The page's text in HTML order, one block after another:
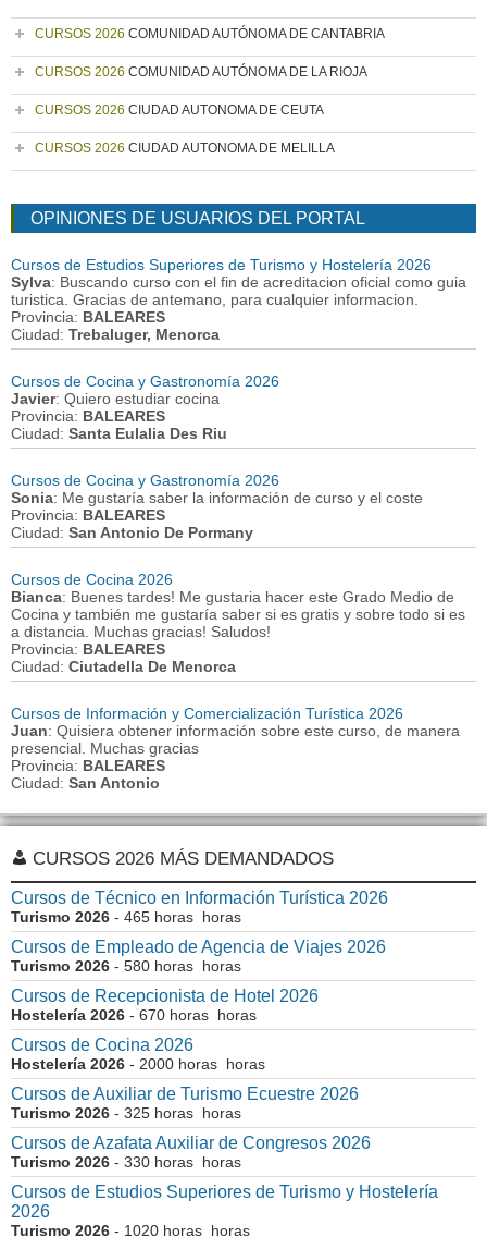
CURSOS 2026 COMUNIDAD AUTÓNOMA DE CANTABRIA
CURSOS 2026 COMUNIDAD AUTÓNOMA DE LA RIOJA
CURSOS 2026 CIUDAD AUTONOMA DE CEUTA
CURSOS 2026 CIUDAD AUTONOMA DE MELILLA
OPINIONES DE USUARIOS DEL PORTAL
Cursos de Estudios Superiores de Turismo y Hostelería 2026
Sylva: Buscando curso con el fin de acreditacion oficial como guia
turistica. Gracias de antemano, para cualquier informacion.
Provincia: BALEARES
Ciudad: Trebaluger, Menorca
Cursos de Cocina y Gastronomía 2026
Javier: Quiero estudiar cocina
Provincia: BALEARES
Ciudad: Santa Eulalia Des Riu
Cursos de Cocina y Gastronomía 2026
Sonia: Me gustaría saber la información de curso y el coste
Provincia: BALEARES
Ciudad: San Antonio De Pormany
Cursos de Cocina 2026
Bianca: Buenes tardes! Me gustaria hacer este Grado Medio de
Cocina y también me gustaría saber si es gratis y sobre todo si es
a distancia. Muchas gracias! Saludos!
Provincia: BALEARES
Ciudad: Ciutadella De Menorca
Cursos de Información y Comercialización Turística 2026
Juan: Quisiera obtener información sobre este curso, de manera
presencial. Muchas gracias
Provincia: BALEARES
Ciudad: San Antonio
CURSOS 2026 MÁS DEMANDADOS
Cursos de Técnico en Información Turística 2026
Turismo 2026 - 465 horas horas
Cursos de Empleado de Agencia de Viajes 2026
Turismo 2026 - 580 horas horas
Cursos de Recepcionista de Hotel 2026
Hostelería 2026 - 670 horas horas
Cursos de Cocina 2026
Hostelería 2026 - 2000 horas horas
Cursos de Auxiliar de Turismo Ecuestre 2026
Turismo 2026 - 325 horas horas
Cursos de Azafata Auxiliar de Congresos 2026
Turismo 2026 - 330 horas horas
Cursos de Estudios Superiores de Turismo y Hostelería
2026
Turismo 2026 - 1020 horas horas